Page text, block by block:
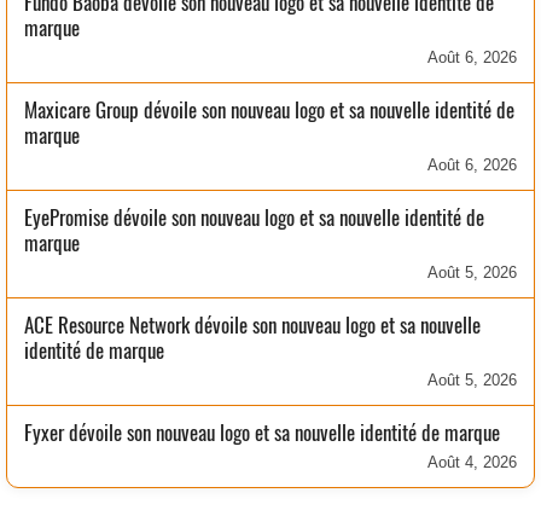
marque
Août 6, 2026
Maxicare Group dévoile son nouveau logo et sa nouvelle identité de
marque
Août 6, 2026
EyePromise dévoile son nouveau logo et sa nouvelle identité de
marque
Août 5, 2026
ACE Resource Network dévoile son nouveau logo et sa nouvelle
identité de marque
Août 5, 2026
Fyxer dévoile son nouveau logo et sa nouvelle identité de marque
Août 4, 2026